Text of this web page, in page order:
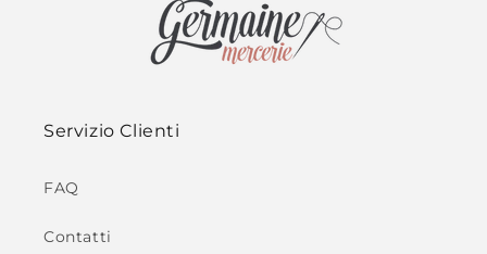
Servizio Clienti
FAQ
Contatti